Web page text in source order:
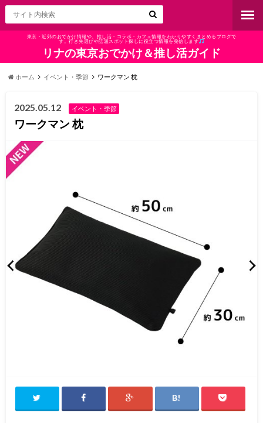
東京・近郊のおでかけ情報や、推し活・コラボ・カフェ情報をわかりやすくまとめるブログで
す。行き先選びや話題スポット探しに役立つ情報を発信します
リナの東京おでかけ＆推し活ガイド
ホーム イベント・季節 ワークマン 枕
2025.05.12 イベント・季節
ワークマン 枕